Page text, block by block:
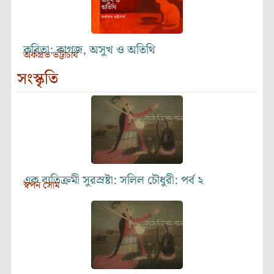
কবিতা: কাগজ, অসুখ ও অতিথি
অর্কপ্রভ ভট্টাচার্য
সংস্কৃতি
এক ব্যতিক্রমী সুরস্রষ্টা: সলিল চৌধুরী: পর্ব ২
স্বপন সোম